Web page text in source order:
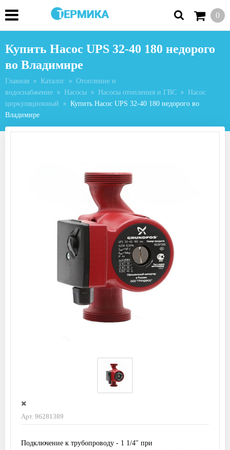
0
Купить Насос UPS 32-40 180 недорого
во Владимире
Главная Каталог
Отопление и
водоснабжение
Насосы Насосы отопления и ГВС
Насос
циркуляционный
Купить Насос UPS 32-40 180 недорого во
Владимире
Арт. 96281389
Подключение к трубопроводу - 1 1/4'' при